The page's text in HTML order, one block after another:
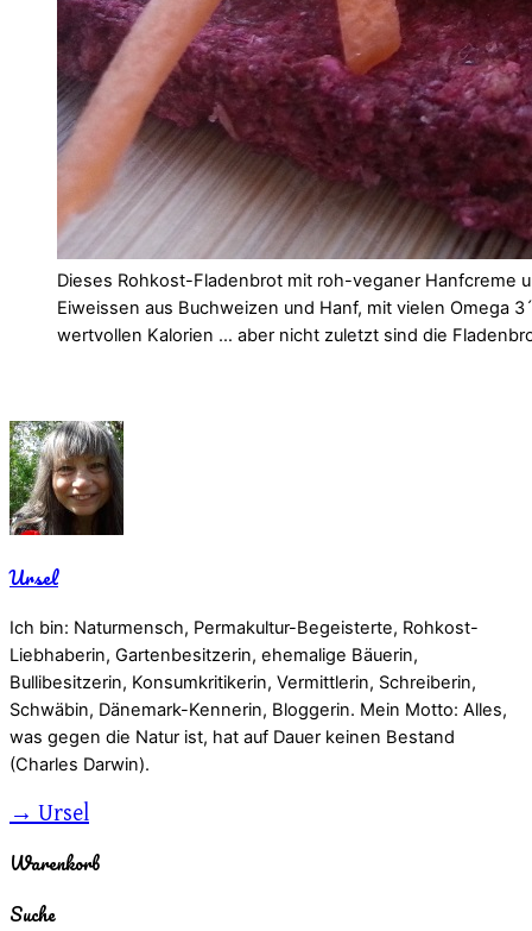
Dieses Rohkost-Fladenbrot mit roh-veganer Hanfcreme
Eiweissen aus Buchweizen und Hanf, mit vielen Omega
wertvollen Kalorien … aber nicht zuletzt sind die
Ursel
Ich bin: Naturmensch, Permakultur-Begeisterte, Rohkost-
Liebhaberin, Gartenbesitzerin, ehemalige Bäuerin,
Bullibesitzerin, Konsumkritikerin, Vermittlerin, Schreiberin,
Schwäbin, Dänemark-Kennerin, Bloggerin. Mein Motto: Alles,
was gegen die Natur ist, hat auf Dauer keinen Bestand
(Charles Darwin).
→ Ursel
Warenkorb
Suche